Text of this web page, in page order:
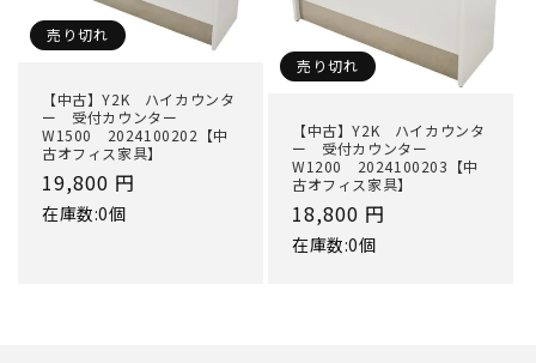
売り切れ
【中古】Y2K ハイカウンタ
ー 受付カウンター
W1500 2024100202【中
古オフィス家具】
通
常
19,800 円
在庫数:0個
売り切れ
【中古】Y2K ハイカウンタ
ー 受付カウンター
W1200 2024100203【中
古オフィス家具】
通
常
18,800 円
在庫数:0個